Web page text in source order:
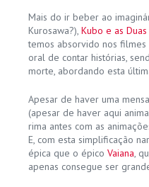
Mais do ir beber ao
Kurosawa?), Kubo e as
temos absorvido nos
oral de contar histórias,
morte, abordando esta
Apesar de haver uma
(apesar de haver aqui
rima antes com as
E, com esta simplificação
épica que o épico Vaiana ,
apenas consegue ser